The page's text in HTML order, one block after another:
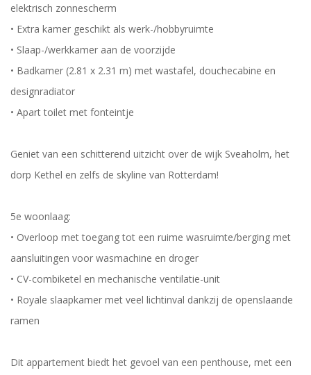
elektrisch zonnescherm
• Extra kamer geschikt als werk-/hobbyruimte
• Slaap-/werkkamer aan de voorzijde
• Badkamer (2.81 x 2.31 m) met wastafel, douchecabine en
designradiator
• Apart toilet met fonteintje
Geniet van een schitterend uitzicht over de wijk Sveaholm, het
dorp Kethel en zelfs de skyline van Rotterdam!
5e woonlaag:
• Overloop met toegang tot een ruime wasruimte/berging met
aansluitingen voor wasmachine en droger
• CV-combiketel en mechanische ventilatie-unit
• Royale slaapkamer met veel lichtinval dankzij de openslaande
ramen
Dit appartement biedt het gevoel van een penthouse, met een